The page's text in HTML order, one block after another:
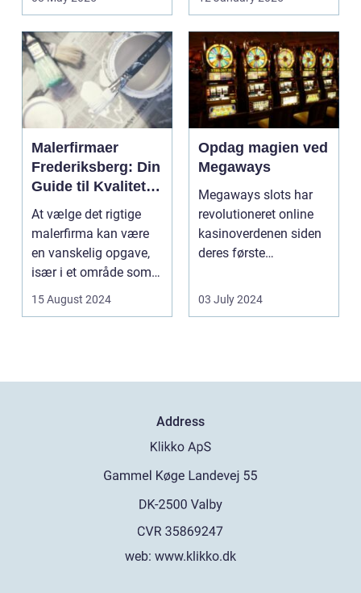
Malerfirmaer
Frederiksberg: Din
Guide til Kvalitet
og Service
At vælge det rigtige
malerfirma kan være
en vanskelig opgave,
især i et område som
Frederiksberg, hv...
15 August 2024
Opdag magien ved
Megaways
Megaways slots har
revolutioneret online
kasinoverdenen siden
deres første
spillea...
03 July 2024
Address
web: www.klikko.dk